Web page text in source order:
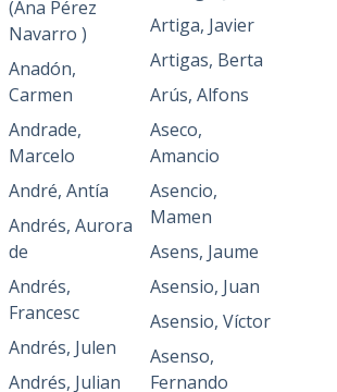
(Ana Pérez
Navarro )
Anadón,
Carmen
Andrade,
Marcelo
André, Antía
Andrés, Aurora
de
Andrés,
Francesc
Andrés, Julen
Andrés, Julian
Artiga, Javier
Artigas, Berta
Arús, Alfons
Aseco,
Amancio
Asencio,
Mamen
Asens, Jaume
Asensio, Juan
Asensio, Víctor
Asenso,
Fernando